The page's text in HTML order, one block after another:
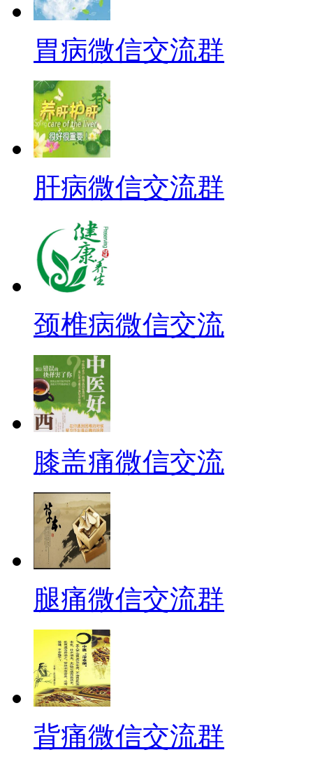
胃病微信交流群
肝病微信交流群
颈椎病微信交流
膝盖痛微信交流
腿痛微信交流群
背痛微信交流群